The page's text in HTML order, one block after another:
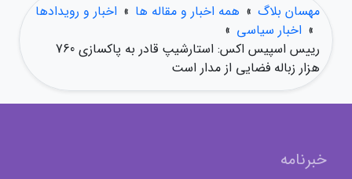
مهسان بلاگ » همه اخبار و مقاله ها » اخبار و رویدادها
» اخبار سیاسی »
رییس اسپیس اکس: استارشیپ قادر به پاکسازی 760
هزار زباله فضایی از مدار است
خبرنامه